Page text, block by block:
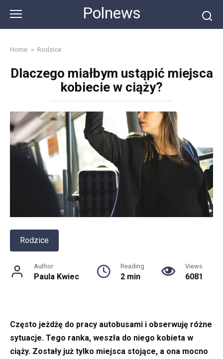
content
Polnews
Home » Rodzice
Dlaczego miałbym ustąpić miejsca
kobiecie w ciąży?
Rodzice
Author
Paula Kwiec
Reading
2 min
Views
6081
Często jeżdżę do pracy autobusami i obserwuję różne
sytuacje. Tego ranka, weszła do niego kobieta w
ciąży. Zostały już tylko miejsca stojące, a ona mocno